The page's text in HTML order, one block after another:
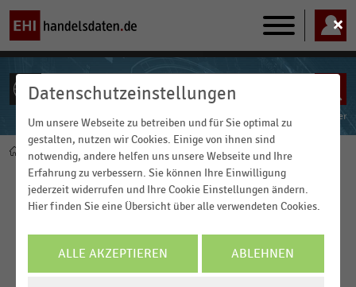
Main
navigation
ALLE INHALTE Powered by FACT-Finder
Pfadnavigation
Home
Dossiers
Unsere Dossiers liefern Ihnen alle relevanten Daten,
oder zu einem Unternehmen. Die Zusammenstellung der
Inhalte erfolgt durch unsere Redaktion und enthält die
Datenschutzeinstellungen
Um unsere Webseite zu betreiben und für Sie optimal zu
gestalten, nutzen wir Cookies. Einige von ihnen sind
notwendig, andere helfen uns unsere Webseite und Ihre
Erfahrung zu verbessern. Sie können Ihre Einwilligung
jederzeit widerrufen und Ihre Cookie Einstellungen ändern.
Hier finden Sie eine Übersicht über alle verwendeten Cookies.
ALLE AKZEPTIEREN ABLEHNEN